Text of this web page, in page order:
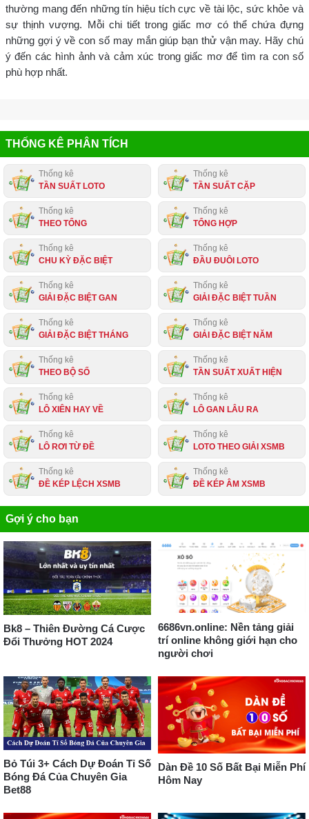
thường mang đến những tín hiệu tích cực về tài lộc, sức khỏe và
sự thịnh vượng. Mỗi chi tiết trong giấc mơ có thể chứa đựng
những gợi ý về con số may mắn giúp bạn thử vận may. Hãy chú
ý đến các hình ảnh và cảm xúc trong giấc mơ để tìm ra con số
phù hợp nhất.
THỐNG KÊ PHÂN TÍCH
Thống kê
TẦN SUẤT LOTO
Thống kê
TẦN SUẤT CẶP
Thống kê
THEO TỔNG
Thống kê
TỔNG HỢP
Thống kê
CHU KỲ ĐẶC BIỆT
Thống kê
ĐẦU ĐUÔI LOTO
Thống kê
GIẢI ĐẶC BIỆT GAN
Thống kê
GIẢI ĐẶC BIỆT TUẦN
Thống kê
GIẢI ĐẶC BIỆT THÁNG
Thống kê
GIẢI ĐẶC BIỆT NĂM
Thống kê
THEO BỘ SỐ
Thống kê
TẦN SUẤT XUẤT HIỆN
Thống kê
LÔ XIÊN HAY VỀ
Thống kê
LÔ GAN LÂU RA
Thống kê
LÔ RƠI TỪ ĐỀ
Thống kê
LOTO THEO GIẢI XSMB
Thống kê
ĐỀ KÉP LỆCH XSMB
Thống kê
ĐỀ KÉP ÂM XSMB
Gợi ý cho bạn
Bk8 – Thiên Đường Cá Cược
Đổi Thưởng HOT 2024
6686vn.online: Nền tảng giải
trí online không giới hạn cho
người chơi
Bỏ Túi 3+ Cách Dự Đoán Tỉ Số
Bóng Đá Của Chuyên Gia
Bet88
Dàn Đề 10 Số Bất Bại Miễn Phí
Hôm Nay